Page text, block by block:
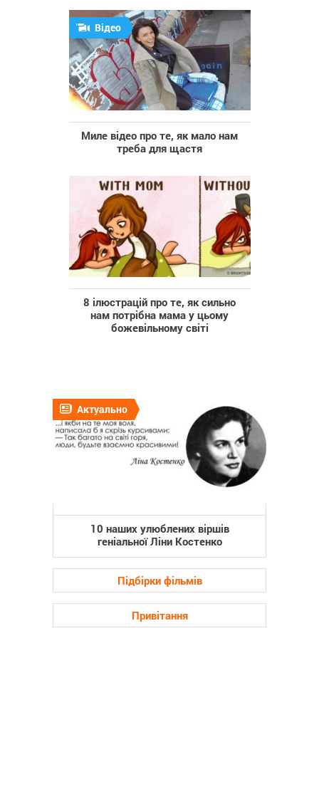
Відео
Миле відео про те, як мало нам
треба для щастя
8 ілюстрацій про те, як сильно
нам потрібна мама у цьому
божевільному світі
Актуально
10 наших улюблених віршів
геніальної Ліни Костенко
Підбірки фільмів
Привітання